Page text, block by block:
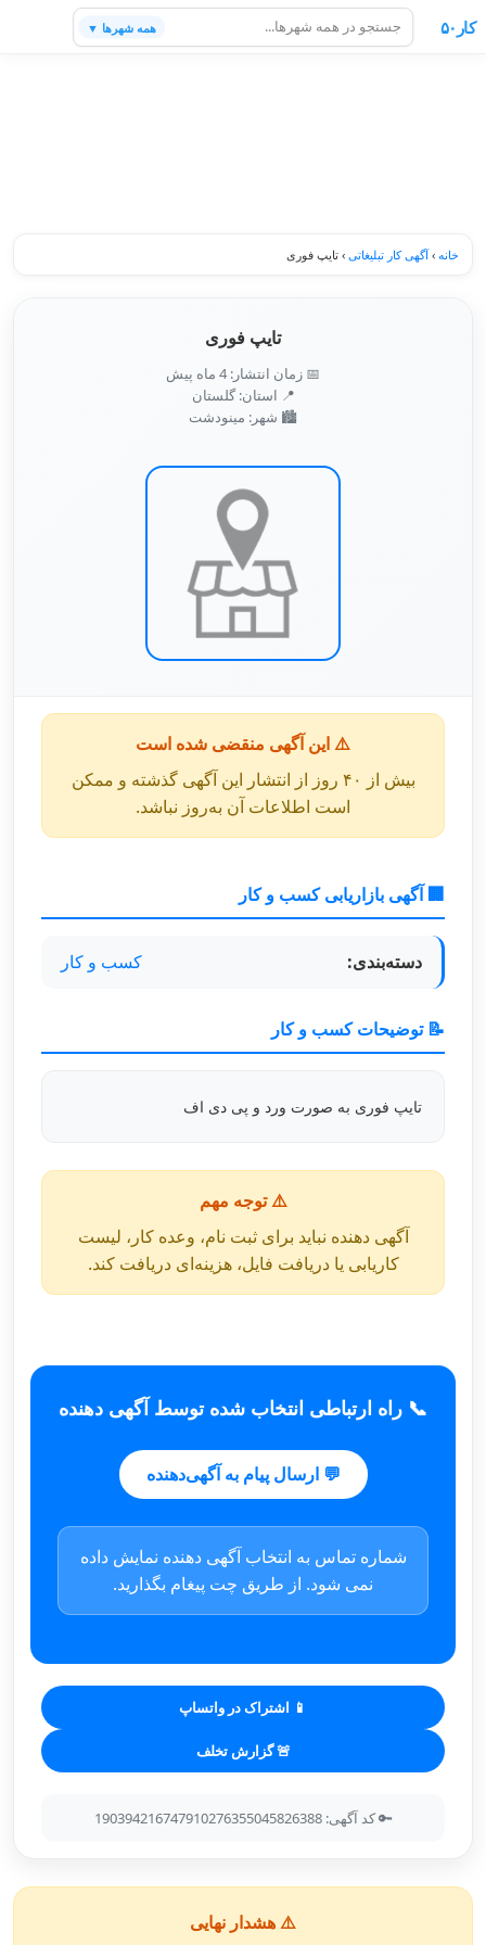
کار۵۰ همه شهرها ▼
خانه ›آگهی کار تبلیغاتی › تایپ فوری
تایپ فوری
📅 زمان انتشار: 4 ماه پیش
📍 استان: گلستان
🏙️ شهر: مينودشت
⚠️ این آگهی منقضی شده است
بیش از ۴۰ روز از انتشار این آگهی گذشته و ممکن
است اطلاعات آن به‌روز نباشد.
🏢 آگهی بازاریابی کسب و کار
دسته‌بندی: کسب و کار
📝 توضیحات کسب و کار
تایپ فوری به صورت ورد و پی دی اف
⚠️ توجه مهم
آگهی دهنده نباید برای ثبت نام، وعده کار، لیست
کاریابی یا دریافت فایل، هزینه‌ای دریافت کند.
📞 راه ارتباطی انتخاب شده توسط آگهی دهنده
💬 ارسال پیام به آگهی‌دهنده
شماره تماس به انتخاب آگهی دهنده نمایش داده
نمی شود. از طریق چت پیغام بگذارید.
📱 اشتراک در واتساپ
🚨 گزارش تخلف
🔑 کد آگهی: 190394216747910276355045826388
⚠️ هشدار نهایی